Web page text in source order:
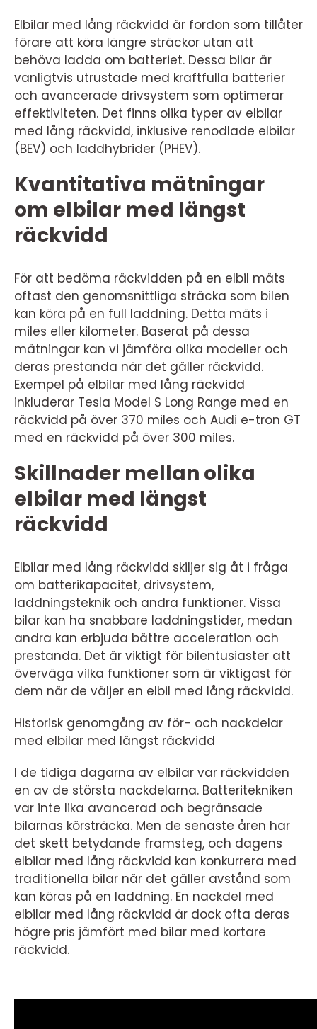
Elbilar med lång räckvidd är fordon som tillåter
förare att köra längre sträckor utan att
behöva ladda om batteriet. Dessa bilar är
vanligtvis utrustade med kraftfulla batterier
och avancerade drivsystem som optimerar
effektiviteten. Det finns olika typer av elbilar
med lång räckvidd, inklusive renodlade elbilar
(BEV) och laddhybrider (PHEV).
Kvantitativa mätningar
om elbilar med längst
räckvidd
För att bedöma räckvidden på en elbil mäts
oftast den genomsnittliga sträcka som bilen
kan köra på en full laddning. Detta mäts i
miles eller kilometer. Baserat på dessa
mätningar kan vi jämföra olika modeller och
deras prestanda när det gäller räckvidd.
Exempel på elbilar med lång räckvidd
inkluderar Tesla Model S Long Range med en
räckvidd på över 370 miles och Audi e-tron GT
med en räckvidd på över 300 miles.
Skillnader mellan olika
elbilar med längst
räckvidd
Elbilar med lång räckvidd skiljer sig åt i fråga
om batterikapacitet, drivsystem,
laddningsteknik och andra funktioner. Vissa
bilar kan ha snabbare laddningstider, medan
andra kan erbjuda bättre acceleration och
prestanda. Det är viktigt för bilentusiaster att
överväga vilka funktioner som är viktigast för
dem när de väljer en elbil med lång räckvidd.
Historisk genomgång av för- och nackdelar
med elbilar med längst räckvidd
I de tidiga dagarna av elbilar var räckvidden
en av de största nackdelarna. Batteritekniken
var inte lika avancerad och begränsade
bilarnas körsträcka. Men de senaste åren har
det skett betydande framsteg, och dagens
elbilar med lång räckvidd kan konkurrera med
traditionella bilar när det gäller avstånd som
kan köras på en laddning. En nackdel med
elbilar med lång räckvidd är dock ofta deras
högre pris jämfört med bilar med kortare
räckvidd.